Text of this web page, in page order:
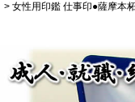
女性用印鑑 仕事印●薩摩本